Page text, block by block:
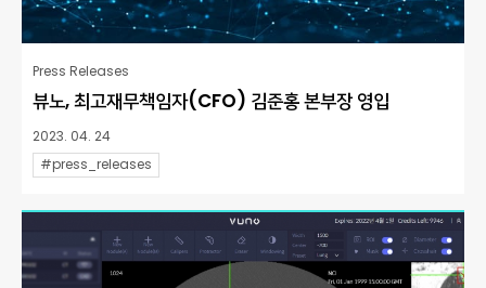
Press Releases
뷰노, 최고재무책임자(CFO) 김준홍 본부장 영입
2023. 04. 24
#press_releases